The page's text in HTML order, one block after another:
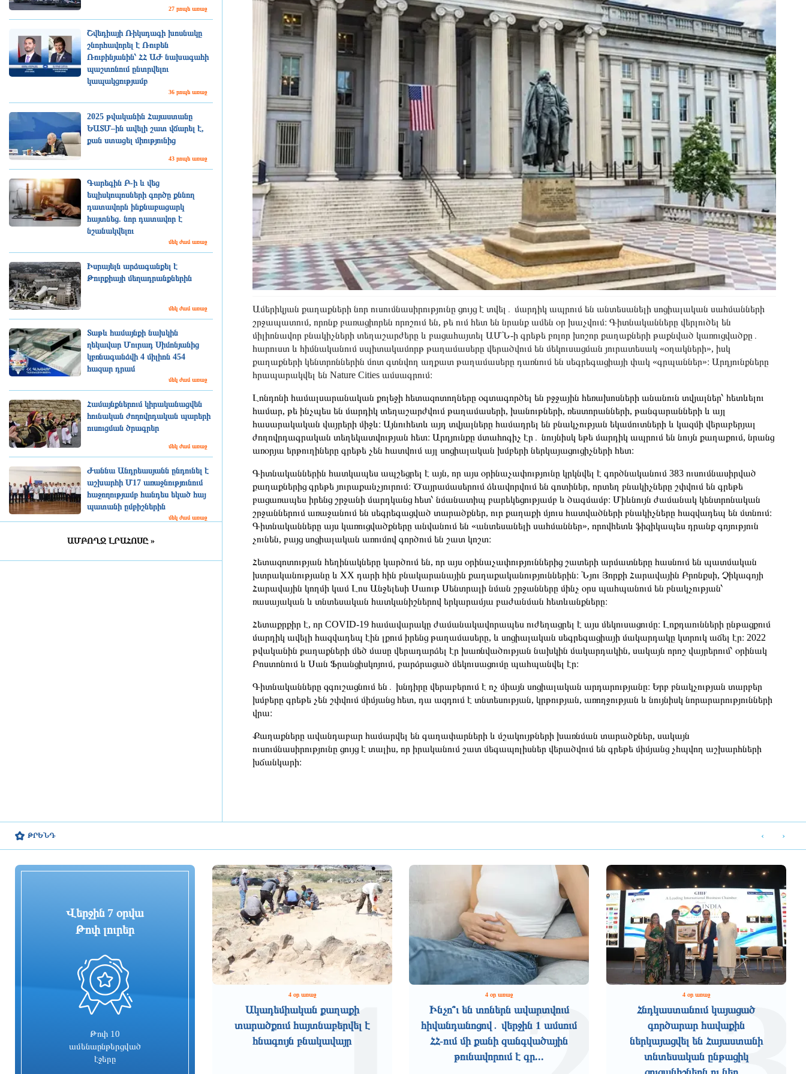
27 րոպե առաջ
Շվեդիայի Ռիկսդագի խոսնակը
շնորհավորել է Ռուբեն
Ռուբինյանին՝ ՀՀ ԱԺ նախագահի
պաշտոնում ընտրվելու
կապակցությամբ
36 րոպե առաջ
2025 թվականին Հայաստանը
ԵԱՏՄ–ին ավելի շատ վճարել է,
քան ստացել միությունից
43 րոպե առաջ
Գարեգին Բ-ի և վեց
եպիսկոպոսների գործը քննող
դատավորն ինքնաբացարկ
հայտնեց. նոր դատավոր է
նշանակվելու
մեկ ժամ առաջ
Իսրայելն արձագանքել է
Թուրքիայի մեղադրանքներին
մեկ ժամ առաջ
Տաթև համայնքի նախկին
ղեկավար Մուրադ Սիմոնյանից
կբռնագանձվի 4 միլիոն 454
հազար դրամ
մեկ ժամ առաջ
Համայնքներում կիրականացվեն
հունական ժողովրդական պարերի
ուսուցման ծրագրեր
մեկ ժամ առաջ
Ժաննա Անդրեասյանն ընդունել է
աշխարհի Մ17 առաջնությունում
հաջողությամբ հանդես եկած հայ
պատանի ըմբիշներին
մեկ ժամ առաջ
Դատախազությունն
ներթափանցման վտանգը ցածր է.
Վայոց ձորի քրեական
ոստիկանները դանակահարության
կատարվում է նախաքննություն
Մեկնարկել է Գարեգին Բ-ի և վեց
եպիսկոպոսների վերաբերյալ
քրեական գործով առաջին
ԵՄ-ն նոր պատժամիջոցներ է
ԱՄԲՈՂՋ ԼՐԱՀՈՍԸ »
Ամերիկյան քաղաքների նոր ուսումնասիրությունը ցույց է տվել․ մարդիկ ապրում են անտեսանելի սոցիալական սահմանների
շրջապատում, որոնք բառացիորեն որոշում են, թե ում հետ են նրանք ամեն օր խաչվում։ Գիտնականները վերլուծել են
միլիոնավոր բնակիչների տեղաշարժերը և բացահայտել ԱՄՆ-ի գրեթե բոլոր խոշոր քաղաքների թաքնված կառուցվածքը․
հարուստ և հիմնականում սպիտակամորթ թաղամասերը վերածվում են մեկուսացման յուրատեսակ «օղակների», իսկ
քաղաքների կենտրոններին մոտ գտնվող աղքատ թաղամասերը դառնում են սեգրեգացիայի փակ «գրպաններ»։ Արդյունքները
հրապարակվել են Nature Cities ամսագրում։
Լոնդոնի համալսարանական քոլեջի հետազոտողները օգտագործել են բջջային հեռախոսների անանուն տվյալներ՝ հետևելու
համար, թե ինչպես են մարդիկ տեղաշարժվում թաղամասերի, խանութների, ռեստորանների, թանգարանների և այլ
հասարակական վայրերի միջև։ Այնուհետև այդ տվյալները համադրել են բնակչության եկամուտների և կազմի վերաբերյալ
ժողովրդագրական տեղեկատվության հետ։ Արդյունքը մտահոգիչ էր․ նույնիսկ եթե մարդիկ ապրում են նույն քաղաքում, նրանց
առօրյա երթուղիները գրեթե չեն հատվում այլ սոցիալական խմբերի ներկայացուցիչների հետ։
Գիտնականներին հատկապես ապշեցրել է այն, որ այս օրինաչափությունը կրկնվել է գործնականում 383 ուսումնասիրված
քաղաքներից գրեթե յուրաքանչյուրում։ Ծայրամասերում ձևավորվում են գոտիներ, որտեղ բնակիչները շփվում են գրեթե
բացառապես իրենց շրջանի մարդկանց հետ՝ նմանատիպ բարեկեցությամբ և ծագմամբ։ Միևնույն ժամանակ կենտրոնական
շրջաններում առաջանում են սեգրեգացված տարածքներ, ուր քաղաքի մյուս հատվածների բնակիչները հազվադեպ են մտնում։
Գիտնականները այս կառուցվածքները անվանում են «անտեսանելի սահմաններ», որովհետև ֆիզիկապես դրանք գոյություն
չունեն, բայց սոցիալական առումով գործում են շատ կոշտ։
Հետազոտության հեղինակները կարծում են, որ այս օրինաչափություններից շատերի արմատները հասնում են պատմական
խտրականությանը և XX դարի հին բնակարանային քաղաքականություններին։ Նյու Յորքի Հարավային Բրոնքսի, Չիկագոյի
Հարավային կողմի կամ Լոս Անջելեսի Սաութ Սենտրալի նման շրջանները մինչ օրս պահպանում են բնակչության՝
ռասայական և տնտեսական հատկանիշներով երկարամյա բաժանման հետևանքները։
Հետաքրքիր է, որ COVID-19 համավարակը ժամանակավորապես ուժեղացրել է այս մեկուսացումը։ Լոքդաունների ընթացքում
մարդիկ ավելի հազվադեպ էին լքում իրենց թաղամասերը, և սոցիալական սեգրեգացիայի մակարդակը կտրուկ աճել էր։ 2022
թվականին քաղաքների մեծ մասը վերադարձել էր խառնվածության նախկին մակարդակին, սակայն որոշ վայրերում՝ օրինակ
Բոստոնում և Սան Ֆրանցիսկոյում, բարձրացած մեկուսացումը պահպանվել էր։
Գիտնականները զգուշացնում են․ խնդիրը վերաբերում է ոչ միայն սոցիալական արդարությանը։ Երբ բնակչության տարբեր
խմբերը գրեթե չեն շփվում միմյանց հետ, դա ազդում է տնտեսության, կրթության, առողջության և նույնիսկ նորարարությունների
վրա։
Քաղաքները ավանդաբար համարվել են գաղափարների և մշակույթների խառնման տարածքներ, սակայն
ուսումնասիրությունը ցույց է տալիս, որ իրականում շատ մեգապոլիսներ վերածվում են գրեթե միմյանց չհպվող աշխարհների
խճանկարի։
ԹՐԵՆԴ
Վերջին 7 օրվա
Թոփ լուրեր
Թոփ 10
ամենաընթերցված
էջերը
4 օր առաջ
Ակադեմիական քաղաքի
տարածքում հայտնաբերվել է
հնագույն բնակավայր
4 օր առաջ
Ինչո՞ւ են տոներն ավարտվում
հիվանդանոցով․ վերջին 1 ամսում
ՀՀ-ում մի քանի զանգվածային
թունավորում է գր...
4 օր առաջ
Հնդկաստանում կայացած
գործարար հավաքին
ներկայացվել են Հայաստանի
տնտեսական ընթացիկ
‹ ›